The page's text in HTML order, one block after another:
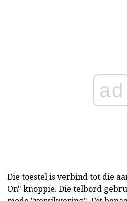
ad
Die toestel is verbind tot die
On" knoppie. Die telbord